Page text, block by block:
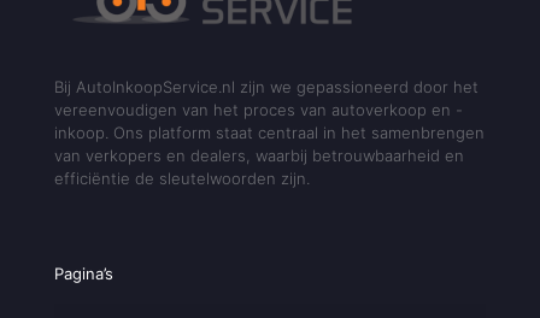
Bij AutoInkoopService.nl zijn we gepassioneerd door het
vereenvoudigen van het proces van autoverkoop en -
inkoop. Ons platform staat centraal in het samenbrengen
van verkopers en dealers, waarbij betrouwbaarheid en
efficiëntie de sleutelwoorden zijn.
Pagina’s